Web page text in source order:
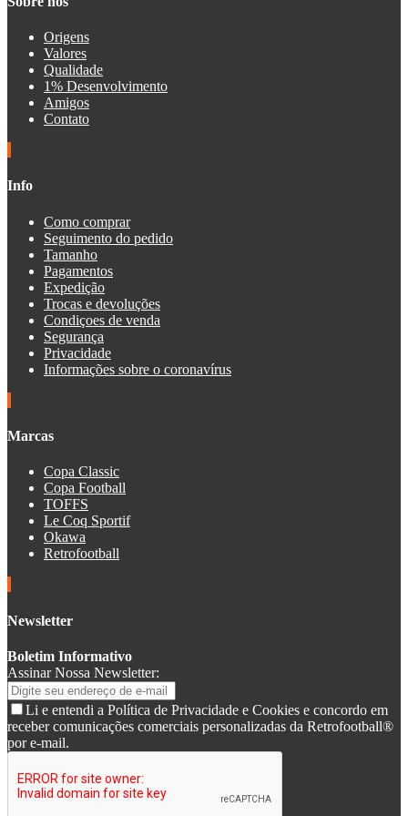
Origens
Valores
Qualidade
1% Desenvolvimento
Amigos
Contato
Info
Como comprar
Seguimento do pedido
Tamanho
Pagamentos
Expedição
Trocas e devoluções
Condiçoes de venda
Segurança
Privacidade
Informações sobre o coronavírus
Marcas
Copa Classic
Copa Football
TOFFS
Le Coq Sportif
Okawa
Retrofootball
Newsletter
Boletim Informativo
Assinar Nossa Newsletter:
Li e entendi a Política de Privacidade e Cookies e concordo em
receber comunicações comerciais personalizadas da Retrofootball®
por e-mail.